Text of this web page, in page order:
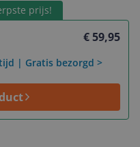
prijs!
€ 59,95
| Gratis bezorgd >